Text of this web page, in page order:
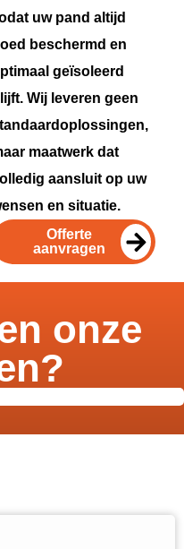
uw pand altijd
beschermd en
geïsoleerd
Wij leveren geen
maatwerk dat
aansluit op uw
en situatie.
Offerte
aanvragen
onze